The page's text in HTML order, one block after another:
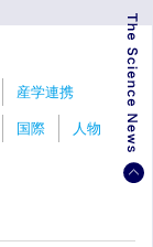
産学連携
国際 人物